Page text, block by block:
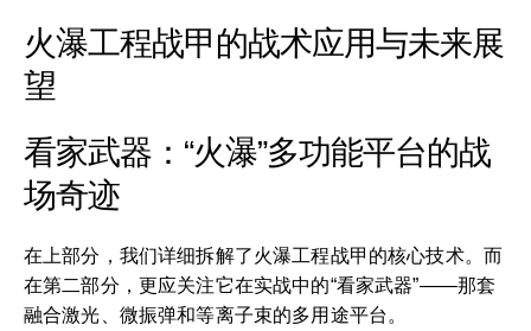
火瀑工程战甲的战术应用与未来展
望
看家武器：“火瀑”多功能平台的战
场奇迹
在上部分，我们详细拆解了火瀑工程战甲的核心技术。而
在第二部分，更应关注它在实战中的“看家武器”——那套
融合激光、微振弹和等离子束的多用途平台。